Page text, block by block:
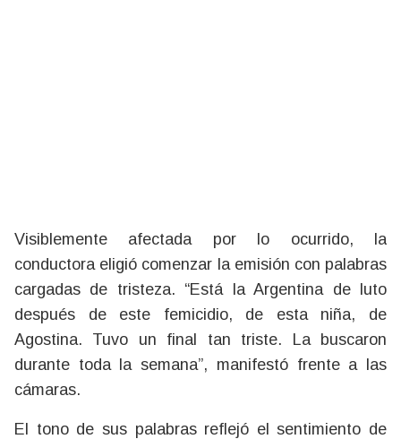
Visiblemente afectada por lo ocurrido, la
conductora eligió comenzar la emisión con palabras
cargadas de tristeza. “Está la Argentina de luto
después de este femicidio, de esta niña, de
Agostina. Tuvo un final tan triste. La buscaron
durante toda la semana”, manifestó frente a las
cámaras.
El tono de sus palabras reflejó el sentimiento de